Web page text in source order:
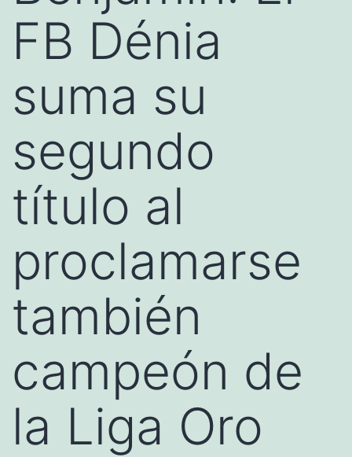
FB Dénia
suma su
segundo
título al
proclamarse
también
campeón de
la Liga Oro